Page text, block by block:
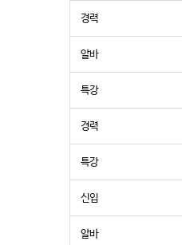
경력
알바
특강
경력
특강
신입
알바